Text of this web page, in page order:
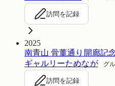
訪問を記録
2025
南青山 骨董通り開廊記
ギャルリーためなが
グ
訪問を記録